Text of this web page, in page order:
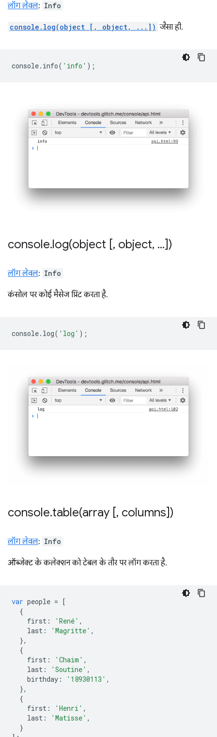
लॉग लेवल: Info
console.log(object [, object, ...]) जैसा ही.
console. info( 'info' );
console.log(object [, object, ...])
लॉग लेवल: Info
कंसोल पर कोई मैसेज प्रिंट करता है.
console. log( 'log' );
console.table(array [, columns])
लॉग लेवल: Info
ऑब्जेक्ट के कलेक्शन को टेबल के तौर पर लॉग करता है.
var people =
[
{
first : 'René' ,
last : 'Magritte' ,
},
{
first : 'Chaim' ,
last : 'Soutine' ,
birthday : '18930113' ,
},
{
first : 'Henri' ,
last : 'Matisse' ,
}